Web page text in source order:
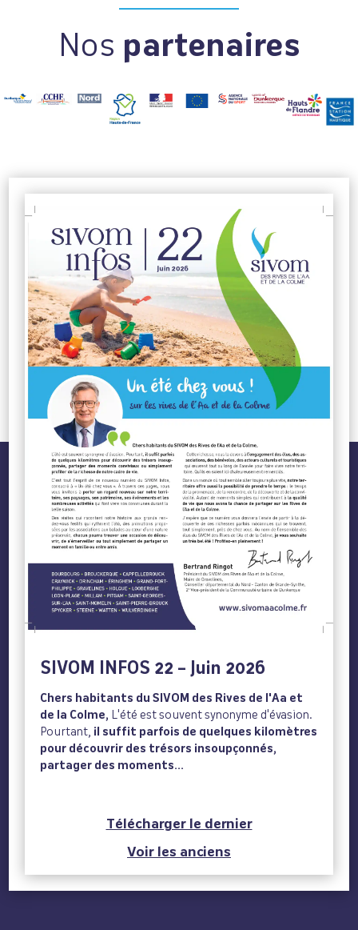
Nos partenaires
SIVOM INFOS 22 – Juin 2026
Chers habitants du SIVOM des Rives de l'Aa et
de la Colme, L'été est souvent synonyme d'évasion.
Pourtant, il suffit parfois de quelques kilomètres
pour découvrir des trésors insoupçonnés,
partager des moments...
Télécharger le dernier
Voir les anciens